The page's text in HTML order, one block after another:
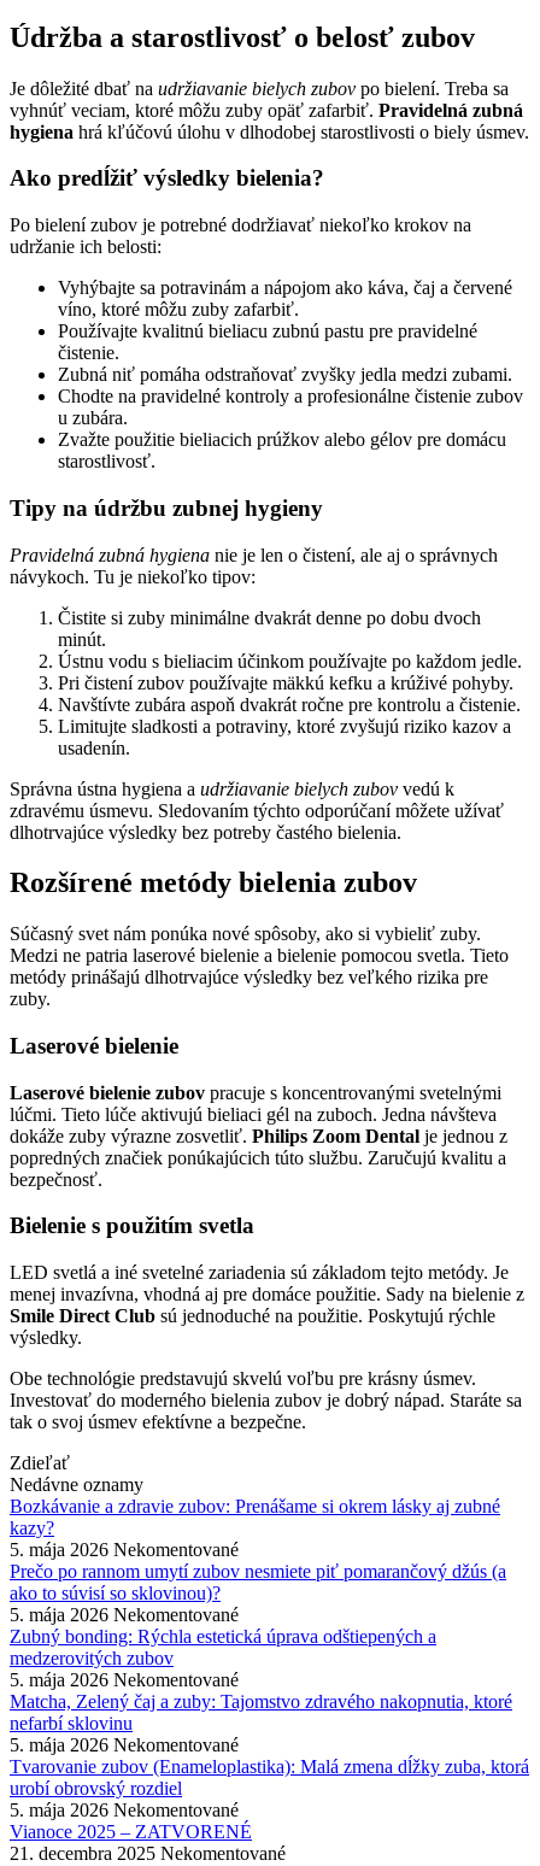
Údržba a starostlivosť o belosť zubov
Je dôležité dbať na udržiavanie bielych zubov po bielení. Treba sa
vyhnúť veciam, ktoré môžu zuby opäť zafarbiť. Pravidelná zubná
hygiena hrá kľúčovú úlohu v dlhodobej starostlivosti o biely úsmev.
Ako predĺžiť výsledky bielenia?
Po bielení zubov je potrebné dodržiavať niekoľko krokov na
udržanie ich belosti:
Vyhýbajte sa potravinám a nápojom ako káva, čaj a červené
víno, ktoré môžu zuby zafarbiť.
Používajte kvalitnú bieliacu zubnú pastu pre pravidelné
čistenie.
Zubná niť pomáha odstraňovať zvyšky jedla medzi zubami.
Chodte na pravidelné kontroly a profesionálne čistenie zubov
u zubára.
Zvažte použitie bieliacich prúžkov alebo gélov pre domácu
starostlivosť.
Tipy na údržbu zubnej hygieny
Pravidelná zubná hygiena nie je len o čistení, ale aj o správnych
návykoch. Tu je niekoľko tipov:
Čistite si zuby minimálne dvakrát denne po dobu dvoch
minút.
Ústnu vodu s bieliacim účinkom používajte po každom jedle.
Pri čistení zubov používajte mäkkú kefku a krúživé pohyby.
Navštívte zubára aspoň dvakrát ročne pre kontrolu a čistenie.
Limitujte sladkosti a potraviny, ktoré zvyšujú riziko kazov a
usadenín.
Správna ústna hygiena a udržiavanie bielych zubov vedú k
zdravému úsmevu. Sledovaním týchto odporúčaní môžete užívať
dlhotrvajúce výsledky bez potreby častého bielenia.
Rozšírené metódy bielenia zubov
Súčasný svet nám ponúka nové spôsoby, ako si vybieliť zuby.
Medzi ne patria laserové bielenie a bielenie pomocou svetla. Tieto
metódy prinášajú dlhotrvajúce výsledky bez veľkého rizika pre
zuby.
Laserové bielenie
Laserové bielenie zubov pracuje s koncentrovanými svetelnými
lúčmi. Tieto lúče aktivujú bieliaci gél na zuboch. Jedna návšteva
dokáže zuby výrazne zosvetliť. Philips Zoom Dental je jednou z
popredných značiek ponúkajúcich túto službu. Zaručujú kvalitu a
bezpečnosť.
Bielenie s použitím svetla
LED svetlá a iné svetelné zariadenia sú základom tejto metódy. Je
menej invazívna, vhodná aj pre domáce použitie. Sady na bielenie z
Smile Direct Club sú jednoduché na použitie. Poskytujú rýchle
výsledky.
Obe technológie predstavujú skvelú voľbu pre krásny úsmev.
Investovať do moderného bielenia zubov je dobrý nápad. Staráte sa
tak o svoj úsmev efektívne a bezpečne.
Zdieľať
Nedávne oznamy
Bozkávanie a zdravie zubov: Prenášame si okrem lásky aj zubné
kazy?
5. mája 2026 Nekomentované
Prečo po rannom umytí zubov nesmiete piť pomarančový džús (a
ako to súvisí so sklovinou)?
5. mája 2026 Nekomentované
Zubný bonding: Rýchla estetická úprava odštiepených a
medzerovitých zubov
5. mája 2026 Nekomentované
Matcha, Zelený čaj a zuby: Tajomstvo zdravého nakopnutia, ktoré
nefarbí sklovinu
5. mája 2026 Nekomentované
Tvarovanie zubov (Enameloplastika): Malá zmena dĺžky zuba, ktorá
urobí obrovský rozdiel
5. mája 2026 Nekomentované
Vianoce 2025 – ZATVORENÉ
21. decembra 2025 Nekomentované